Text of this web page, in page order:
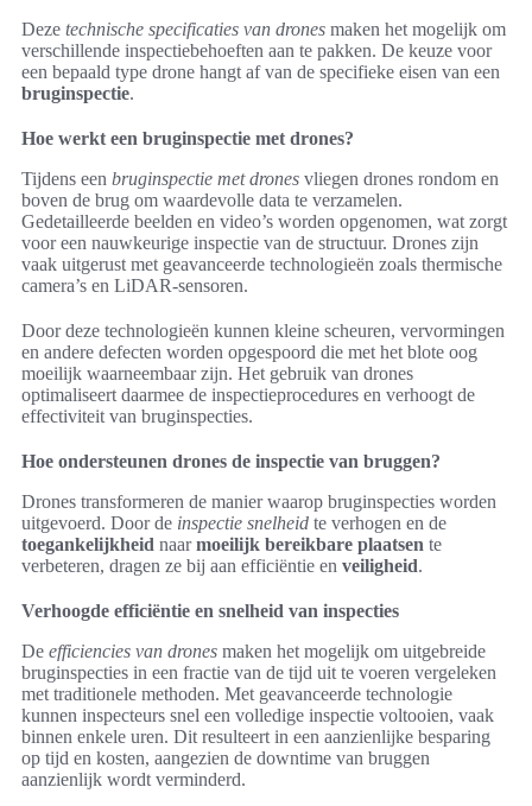
Deze technische specificaties van drones maken het mogelijk om
verschillende inspectiebehoeften aan te pakken. De keuze voor
een bepaald type drone hangt af van de specifieke eisen van een
bruginspectie.
Hoe werkt een bruginspectie met drones?
Tijdens een bruginspectie met drones vliegen drones rondom en
boven de brug om waardevolle data te verzamelen.
Gedetailleerde beelden en video’s worden opgenomen, wat zorgt
voor een nauwkeurige inspectie van de structuur. Drones zijn
vaak uitgerust met geavanceerde technologieën zoals thermische
camera’s en LiDAR-sensoren.
Door deze technologieën kunnen kleine scheuren, vervormingen
en andere defecten worden opgespoord die met het blote oog
moeilijk waarneembaar zijn. Het gebruik van drones
optimaliseert daarmee de inspectieprocedures en verhoogt de
effectiviteit van bruginspecties.
Hoe ondersteunen drones de inspectie van bruggen?
Drones transformeren de manier waarop bruginspecties worden
uitgevoerd. Door de inspectie snelheid te verhogen en de
toegankelijkheid naarmoeilijk bereikbare plaatsen te
verbeteren, dragen ze bij aan efficiëntie en veiligheid.
Verhoogde efficiëntie en snelheid van inspecties
De efficiencies van drones maken het mogelijk om uitgebreide
bruginspecties in een fractie van de tijd uit te voeren vergeleken
met traditionele methoden. Met geavanceerde technologie
kunnen inspecteurs snel een volledige inspectie voltooien, vaak
binnen enkele uren. Dit resulteert in een aanzienlijke besparing
op tijd en kosten, aangezien de downtime van bruggen
aanzienlijk wordt verminderd.